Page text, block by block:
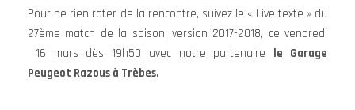
Pour ne rien rater de la rencontre, suivez le « Live texte » du
27ème match de la saison, version 2017-2018, ce vendredi
16 mars dès 19h50 avec notre partenaire le Garage
Peugeot Razous à Trèbes.